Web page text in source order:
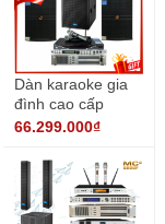
Dàn karaoke gia
đình cao cấp
66.299.000₫